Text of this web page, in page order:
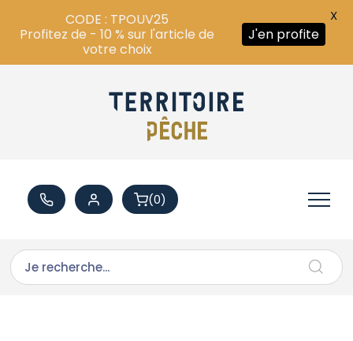
(0)
CODE : TPOUV25
Profitez de - 10 % sur l'article de
votre choix
J'en profite
X